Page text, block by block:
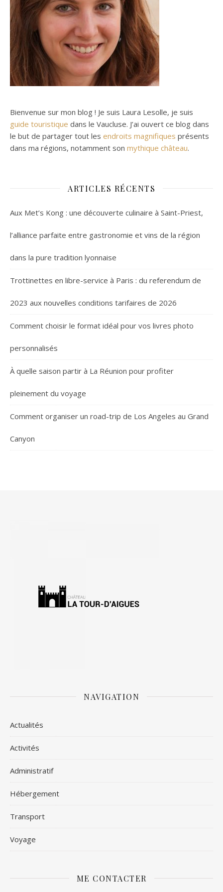
Bienvenue sur mon blog ! Je suis Laura Lesolle, je suis
guide touristique dans le Vaucluse. J’ai ouvert ce blog dans
le but de partager tout les endroits magnifiques présents
dans ma régions, notamment son mythique château.
ARTICLES RÉCENTS
Aux Met’s Kong : une découverte culinaire à Saint-Priest,
l’alliance parfaite entre gastronomie et vins de la région
dans la pure tradition lyonnaise
Trottinettes en libre-service à Paris : du referendum de
2023 aux nouvelles conditions tarifaires de 2026
Comment choisir le format idéal pour vos livres photo
personnalisés
À quelle saison partir à La Réunion pour profiter
pleinement du voyage
Comment organiser un road-trip de Los Angeles au Grand
Canyon
NAVIGATION
Actualités
Activités
Administratif
Hébergement
Transport
Voyage
ME CONTACTER